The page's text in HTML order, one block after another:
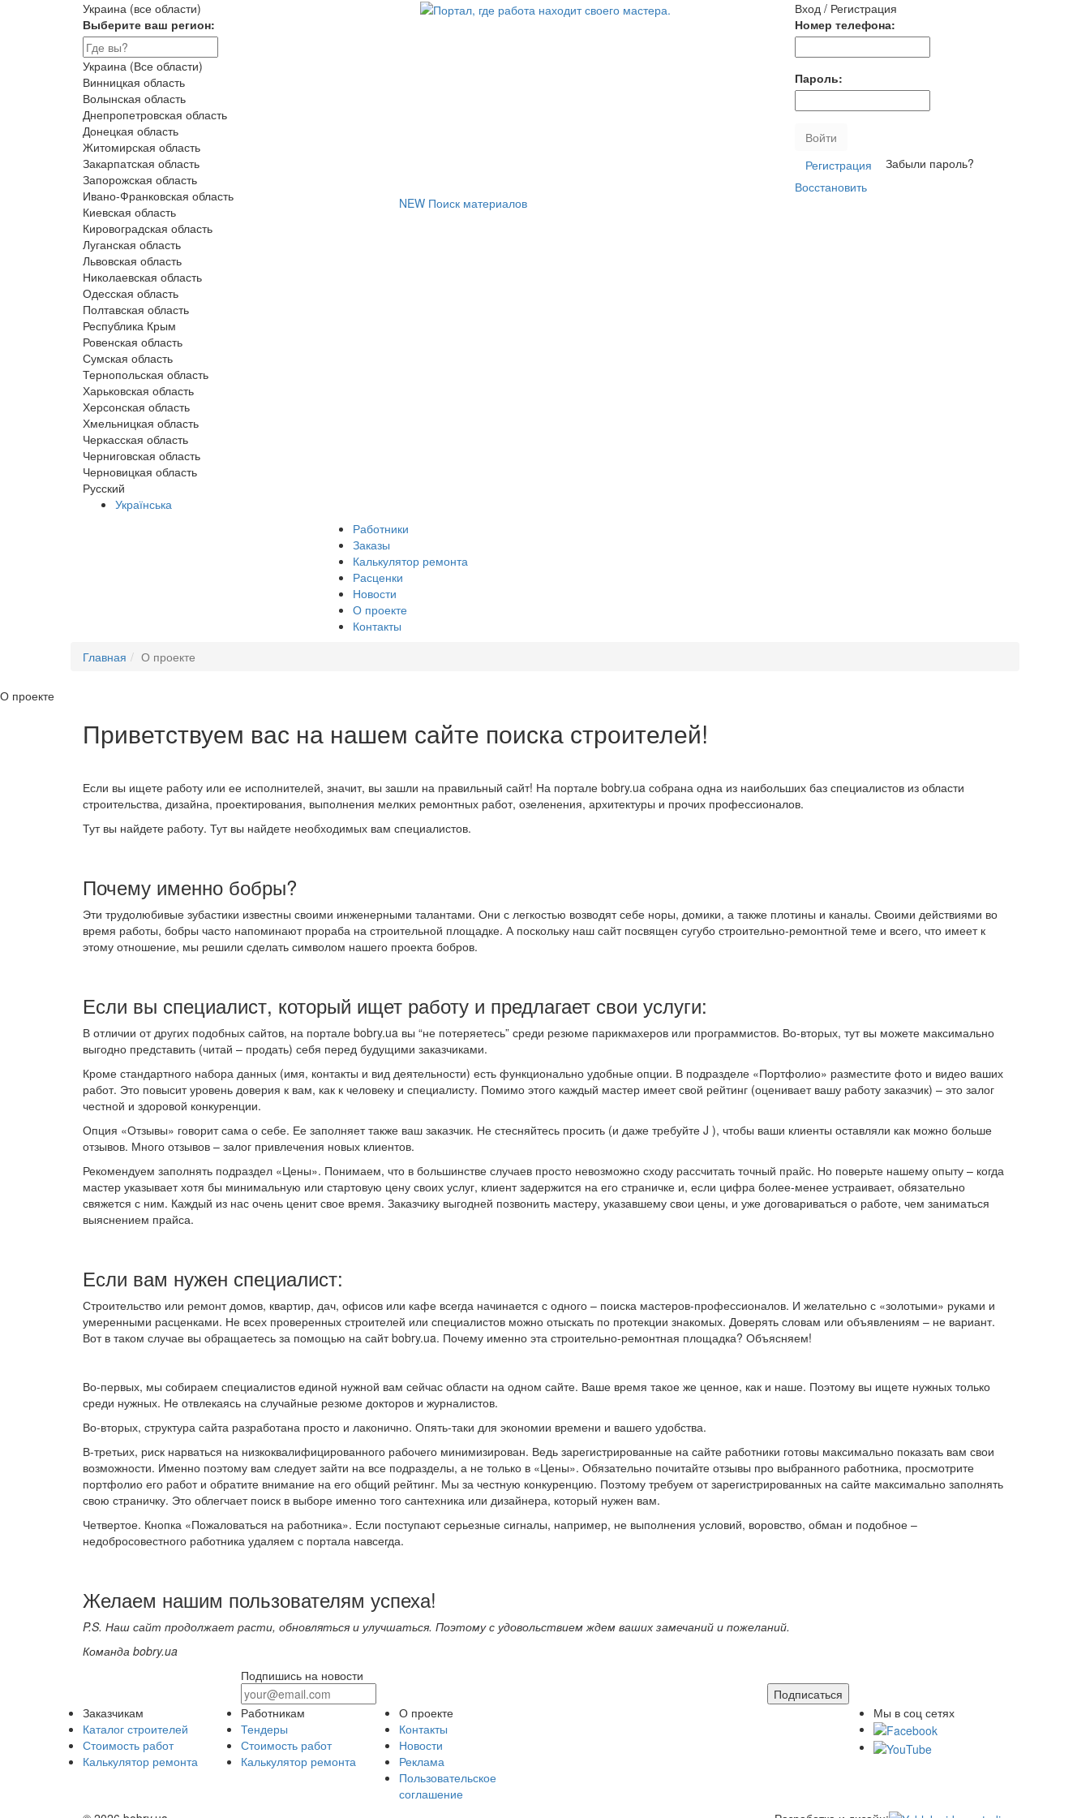
Украина (все области)
Выберите ваш регион:
Украина (Все области)
Винницкая область
Волынская область
Днепропетровская область
Донецкая область
Житомирская область
Закарпатская область
Запорожская область
Ивано-Франковская область
Киевская область
Кировоградская область
Луганская область
Львовская область
Николаевская область
Одесская область
Полтавская область
Республика Крым
Ровенская область
Сумская область
Тернопольская область
Харьковская область
Херсонская область
Хмельницкая область
Черкасская область
Черниговская область
Черновицкая область
Русский
Українська
Вход / Регистрация
Номер телефона:
Пароль:
Войти
Регистрация
Забыли пароль?
Восстановить
NEW Поиск материалов
Работники
Заказы
Калькулятор ремонта
Расценки
Новости
О проекте
Контакты
Главная
О проекте
О проекте
Приветствуем вас на нашем сайте поиска строителей!
Если вы ищете работу или ее исполнителей, значит, вы зашли на правильный сайт! На портале bobry.ua собрана одна из наибольших баз специалистов из области
строительства, дизайна, проектирования, выполнения мелких ремонтных работ, озеленения, архитектуры и прочих профессионалов.
Тут вы найдете работу. Тут вы найдете необходимых вам специалистов.
Почему именно бобры?
Эти трудолюбивые зубастики известны своими инженерными талантами. Они с легкостью возводят себе норы, домики, а также плотины и каналы. Своими действиями во
время работы, бобры часто напоминают прораба на строительной площадке. А поскольку наш сайт посвящен сугубо строительно-ремонтной теме и всего, что имеет к
этому отношение, мы решили сделать символом нашего проекта бобров.
Если вы специалист, который ищет работу и предлагает свои услуги:
В отличии от других подобных сайтов, на портале bobry.ua вы “не потеряетесь” среди резюме парикмахеров или программистов. Во-вторых, тут вы можете максимально
выгодно представить (читай – продать) себя перед будущими заказчиками.
Кроме стандартного набора данных (имя, контакты и вид деятельности) есть функционально удобные опции. В подразделе «Портфолио» разместите фото и видео ваших
работ. Это повысит уровень доверия к вам, как к человеку и специалисту. Помимо этого каждый мастер имеет свой рейтинг (оценивает вашу работу заказчик) – это залог
честной и здоровой конкуренции.
Опция «Отзывы» говорит сама о себе. Ее заполняет также ваш заказчик. Не стесняйтесь просить (и даже требуйте J ), чтобы ваши клиенты оставляли как можно больше
отзывов. Много отзывов – залог привлечения новых клиентов.
Рекомендуем заполнять подраздел «Цены». Понимаем, что в большинстве случаев просто невозможно сходу рассчитать точный прайс. Но поверьте нашему опыту – когда
мастер указывает хотя бы минимальную или стартовую цену своих услуг, клиент задержится на его страничке и, если цифра более-менее устраивает, обязательно
свяжется с ним. Каждый из нас очень ценит свое время. Заказчику выгодней позвонить мастеру, указавшему свои цены, и уже договариваться о работе, чем заниматься
выяснением прайса.
Если вам нужен специалист:
Строительство или ремонт домов, квартир, дач, офисов или кафе всегда начинается с одного – поиска мастеров-профессионалов. И желательно с «золотыми» руками и
умеренными расценками. Не всех проверенных строителей или специалистов можно отыскать по протекции знакомых. Доверять словам или объявлениям – не вариант.
Вот в таком случае вы обращаетесь за помощью на сайт bobry.ua. Почему именно эта строительно-ремонтная площадка? Объясняем!
Во-первых, мы собираем специалистов единой нужной вам сейчас области на одном сайте. Ваше время такое же ценное, как и наше. Поэтому вы ищете нужных только
среди нужных. Не отвлекаясь на случайные резюме докторов и журналистов.
Во-вторых, структура сайта разработана просто и лаконично. Опять-таки для экономии времени и вашего удобства.
В-третьих, риск нарваться на низкоквалифицированного рабочего минимизирован. Ведь зарегистрированные на сайте работники готовы максимально показать вам свои
возможности. Именно поэтому вам следует зайти на все подразделы, а не только в «Цены». Обязательно почитайте отзывы про выбранного работника, просмотрите
портфолио его работ и обратите внимание на его общий рейтинг. Мы за честную конкуренцию. Поэтому требуем от зарегистрированных на сайте максимально заполнять
свою страничку. Это облегчает поиск в выборе именно того сантехника или дизайнера, который нужен вам.
Четвертое. Кнопка «Пожаловаться на работника». Если поступают серьезные сигналы, например, не выполнения условий, воровство, обман и подобное –
недобросовестного работника удаляем с портала навсегда.
Желаем нашим пользователям успеха!
P.S. Наш сайт продолжает расти, обновляться и улучшаться. Поэтому с удовольствием ждем ваших замечаний и пожеланий.
Команда bobry.ua
Подпишись на новости
Подписаться
Заказчикам
Каталог строителей
Стоимость работ
Калькулятор ремонта
Работникам
Тендеры
Стоимость работ
Калькулятор ремонта
О проекте
Контакты
Новости
Реклама
Пользовательское
соглашение
Мы в соц сетях